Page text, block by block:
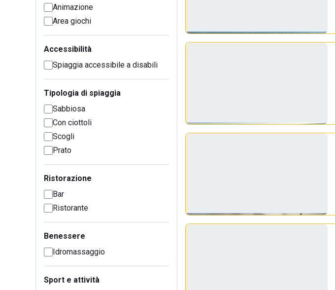
Animazione
Area giochi
Accessibilità
Spiaggia accessibile a disabili
Tipologia di spiaggia
Sabbiosa
Con ciottoli
Scogli
Prato
Ristorazione
Bar
Ristorante
Benessere
Idromassaggio
Sport e attività